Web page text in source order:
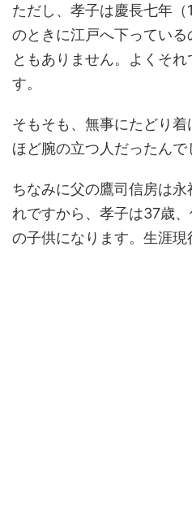
ただし、孝子は慶長七年
のときに江戸へ下っている
ともありません。よくそ
す。
そもそも、無事にたどり
ほど腕の立つ人だったんで
ちなみに父の鷹司信房は
れですから、孝子は37歳
の子供になります。生涯現